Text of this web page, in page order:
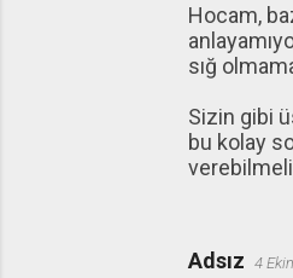
Hocam,
sığ
Sizin gibi
bu kolay
Adsız 4